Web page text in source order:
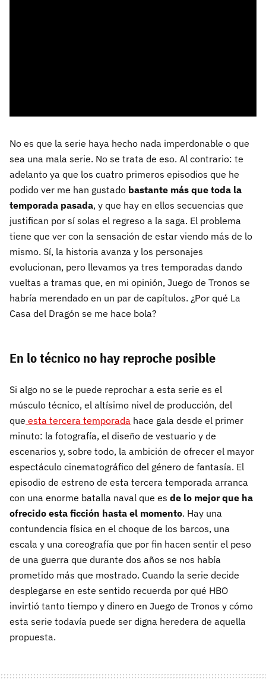
No es que la serie haya hecho nada imperdonable o que
sea una mala serie. No se trata de eso. Al contrario: te
adelanto ya que los cuatro primeros episodios que he
podido ver me han gustado bastante más que toda la
temporada pasada, y que hay en ellos secuencias que
justifican por sí solas el regreso a la saga. El problema
tiene que ver con la sensación de estar viendo más de lo
mismo. Sí, la historia avanza y los personajes
evolucionan, pero llevamos ya tres temporadas dando
vueltas a tramas que, en mi opinión, Juego de Tronos se
habría merendado en un par de capítulos. ¿Por qué La
Casa del Dragón se me hace bola?
En lo técnico no hay reproche posible
Si algo no se le puede reprochar a esta serie es el
músculo técnico, el altísimo nivel de producción, del
que esta tercera temporada hace gala desde el primer
minuto: la fotografía, el diseño de vestuario y de
escenarios y, sobre todo, la ambición de ofrecer el mayor
espectáculo cinematográfico del género de fantasía. El
episodio de estreno de esta tercera temporada arranca
con una enorme batalla naval que es de lo mejor que ha
ofrecido esta ficción hasta el momento. Hay una
contundencia física en el choque de los barcos, una
escala y una coreografía que por fin hacen sentir el peso
de una guerra que durante dos años se nos había
prometido más que mostrado. Cuando la serie decide
desplegarse en este sentido recuerda por qué HBO
invirtió tanto tiempo y dinero en Juego de Tronos y cómo
esta serie todavía puede ser digna heredera de aquella
propuesta.